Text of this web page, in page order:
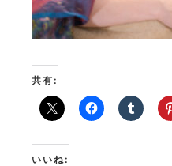
共有:
いいね: